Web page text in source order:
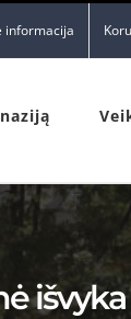
informacija